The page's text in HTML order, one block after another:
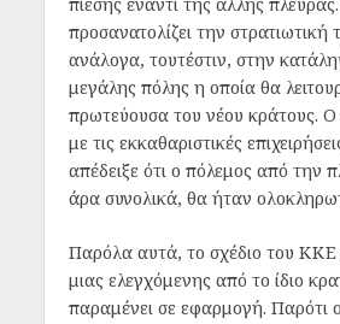
προσανατολίζει την στρατιωτική
ανάλογα, τουτέστιν, στην
μεγάλης πόλης η οποία θα
πρωτεύουσα του νέου κράτους. Ο
με τις εκκαθαριστικές
απέδειξε ότι ο πόλεμος από την
άρα συνολικά, θα ήταν
Παρόλα αυτά, το σχέδιο του ΚΚΕ
μιας ελεγχόμενης από το ίδιο
παραμένει σε εφαρμογή. Παρότι